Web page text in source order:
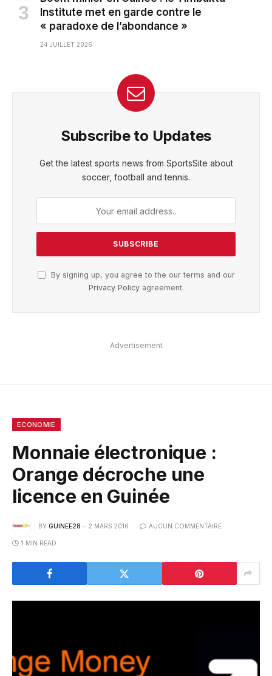
Institute met en garde contre le
« paradoxe de l’abondance »
24 JUILLET 2026
Subscribe to Updates
Get the latest sports news from SportsSite about
soccer, football and tennis.
By signing up, you agree to the our terms and our
Privacy Policyagreement.
Advertisement
ECONOMIE
Monnaie électronique :
Orange décroche une
licence en Guinée
BY GUINEE28 2 MARS 2016 AUCUN COMMENTAIRE
1 MIN READ